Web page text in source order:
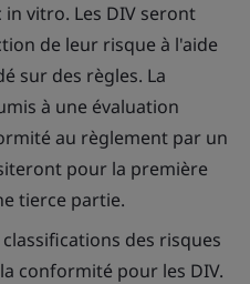
vitro. Les DIV seront
de leur risque à l'aide
sur des règles. La
à une évaluation
au règlement par un
pour la première
tierce partie.
des risques
conformité pour les DIV.